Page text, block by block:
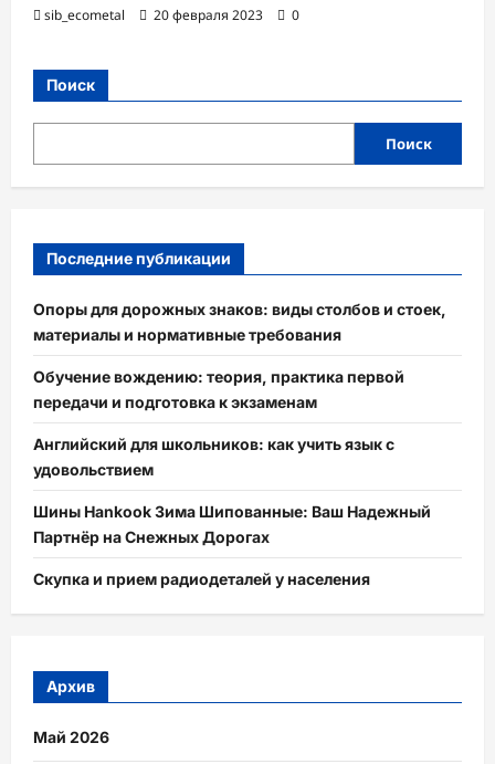
sib_ecometal 20 февраля 2023 0
Поиск
Поиск
Последние публикации
Опоры для дорожных знаков: виды столбов и стоек,
материалы и нормативные требования
Обучение вождению: теория, практика первой
передачи и подготовка к экзаменам
Английский для школьников: как учить язык с
удовольствием
Шины Hankook Зима Шипованные: Ваш Надежный
Партнёр на Снежных Дорогах
Скупка и прием радиодеталей у населения
Архив
Май 2026